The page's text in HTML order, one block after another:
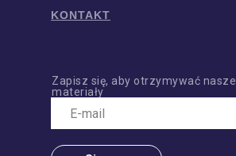
Zapisz się, aby otrzymywać nasze
materiały
KONTAKT